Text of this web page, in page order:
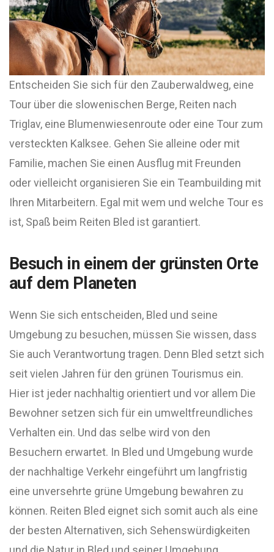
Entscheiden Sie sich für den Zauberwaldweg, eine
Tour über die slowenischen Berge, Reiten nach
Triglav, eine Blumenwiesenroute oder eine Tour zum
versteckten Kalksee. Gehen Sie alleine oder mit
Familie, machen Sie einen Ausflug mit Freunden
oder vielleicht organisieren Sie ein Teambuilding mit
Ihren Mitarbeitern. Egal mit wem und welche Tour es
ist, Spaß beim Reiten Bled ist garantiert.
Besuch in einem der grünsten Orte
auf dem Planeten
Wenn Sie sich entscheiden, Bled und seine
Umgebung zu besuchen, müssen Sie wissen, dass
Sie auch Verantwortung tragen. Denn Bled setzt sich
seit vielen Jahren für den grünen Tourismus ein.
Hier ist jeder nachhaltig orientiert und vor allem Die
Bewohner setzen sich für ein umweltfreundliches
Verhalten ein. Und das selbe wird von den
Besuchern erwartet. In Bled und Umgebung wurde
der nachhaltige Verkehr eingeführt um langfristig
eine unversehrte grüne Umgebung bewahren zu
können. Reiten Bled eignet sich somit auch als eine
der besten Alternativen, sich Sehenswürdigkeiten